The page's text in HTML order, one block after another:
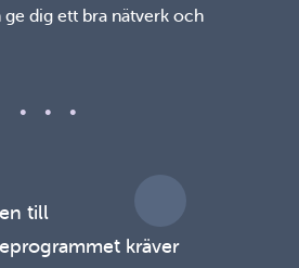
dig ett bra nätverk och
till
kräver